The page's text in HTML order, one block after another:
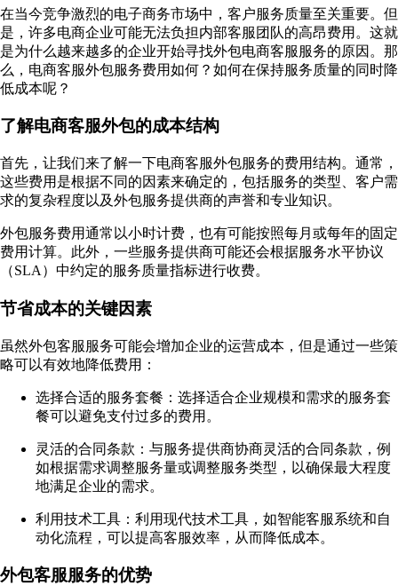
在当今竞争激烈的电子商务市场中，客户服务质量至关重要。但
是，许多电商企业可能无法负担内部客服团队的高昂费用。这就
是为什么越来越多的企业开始寻找外包电商客服服务的原因。那
么，电商客服外包服务费用如何？如何在保持服务质量的同时降
低成本呢？
了解电商客服外包的成本结构
首先，让我们来了解一下电商客服外包服务的费用结构。通常，
这些费用是根据不同的因素来确定的，包括服务的类型、客户需
求的复杂程度以及外包服务提供商的声誉和专业知识。
外包服务费用通常以小时计费，也有可能按照每月或每年的固定
费用计算。此外，一些服务提供商可能还会根据服务水平协议
（SLA）中约定的服务质量指标进行收费。
节省成本的关键因素
虽然外包客服服务可能会增加企业的运营成本，但是通过一些策
略可以有效地降低费用：
选择合适的服务套餐：选择适合企业规模和需求的服务套
餐可以避免支付过多的费用。
灵活的合同条款：与服务提供商协商灵活的合同条款，例
如根据需求调整服务量或调整服务类型，以确保最大程度
地满足企业的需求。
利用技术工具：利用现代技术工具，如智能客服系统和自
动化流程，可以提高客服效率，从而降低成本。
外包客服服务的优势